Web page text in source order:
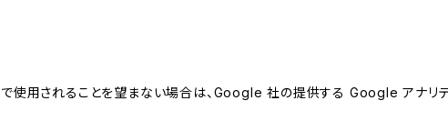
使用されることを望まない場合は、Google 社の提供する Google アナリテ